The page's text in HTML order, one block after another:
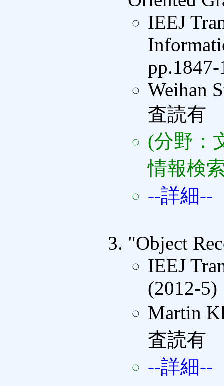
IEEJ
Weihan
査読有
(分野：
情報検
--詳細--
"Object
IEEJ
(2012-5)
Martin
査読有
--詳細--